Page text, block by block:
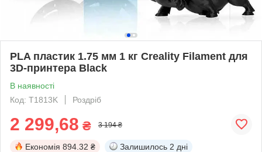
PLA пластик 1.75 мм 1 кг Creality Filament для
3D-принтера Black
В наявності
Код: T1813K
Роздріб
2 299,68 ₴ 3 194 ₴
Економія 894.32 ₴ Залишилось 2 дні